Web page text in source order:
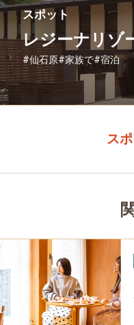
スポット
レジーナリゾ
#仙石原#家族で#宿泊
ス